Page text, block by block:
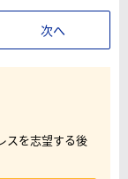
次へ
スを志望する後